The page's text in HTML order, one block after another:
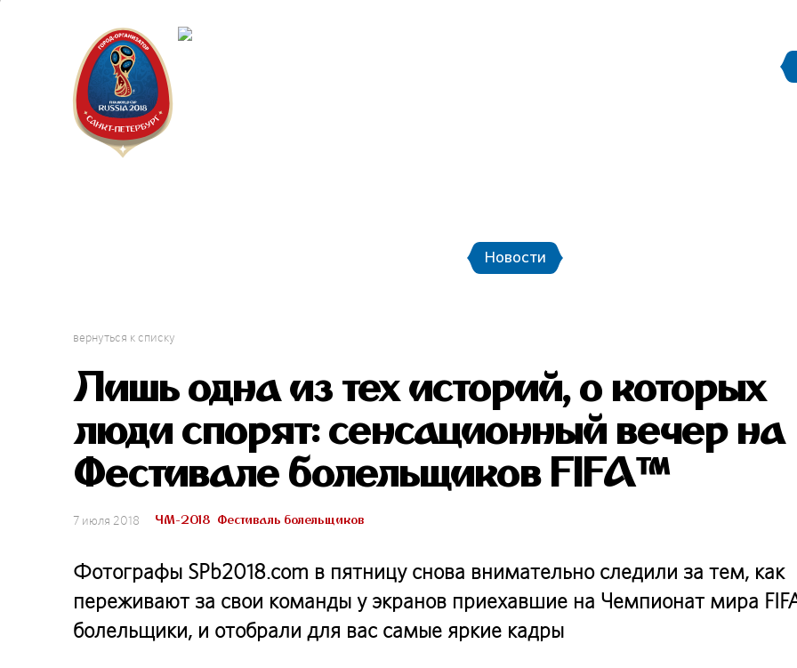
Новости
вернуться к списку
Лишь одна из тех историй, о которых
люди спорят: сенсационный вечер на
Фестивале болельщиков FIFA™
7 июля 2018 ЧМ-2018 Фестиваль болельщиков
Фотографы SPb2018.com в пятницу снова внимательно следили за тем, как
переживают за свои команды у экранов приехавшие на Чемпионат мира
болельщики, и отобрали для вас самые яркие кадры